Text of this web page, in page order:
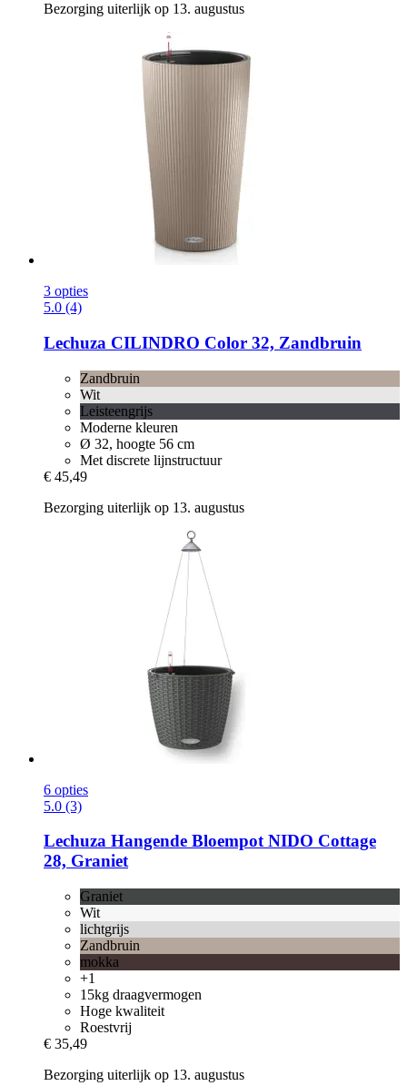
Bezorging uiterlijk op 13. augustus
3 opties
5.0 (4)
Lechuza CILINDRO Color 32, Zandbruin
Zandbruin
Wit
Leisteengrijs
Moderne kleuren
Ø 32, hoogte 56 cm
Met discrete lijnstructuur
€ 45,49
Bezorging uiterlijk op 13. augustus
6 opties
5.0 (3)
Lechuza Hangende Bloempot NIDO Cottage
28, Graniet
Graniet
Wit
lichtgrijs
Zandbruin
mokka
+1
15kg draagvermogen
Hoge kwaliteit
Roestvrij
€ 35,49
Bezorging uiterlijk op 13. augustus